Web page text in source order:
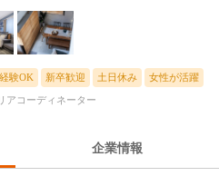
験OK 新卒歓迎 土日休み 女性が活躍
アコーディネーター
企業情報